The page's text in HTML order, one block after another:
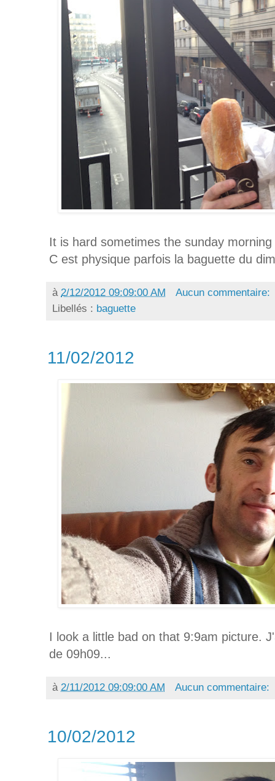
It is hard sometimes the sunday
C est physique parfois la baguette du
à 2/12/2012 09:09:00 AM
Aucun commentaire:
Libellés : baguette
11/02/2012
I look a little bad on that 9:9am picture.
de 09h09...
à 2/11/2012 09:09:00 AM Aucun commentaire:
10/02/2012